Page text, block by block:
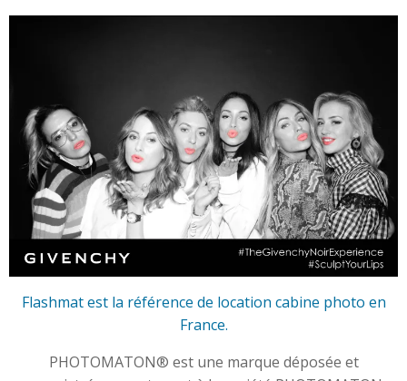
Flashmat est la référence de location cabine photo en
France.
PHOTOMATON® est une marque déposée et